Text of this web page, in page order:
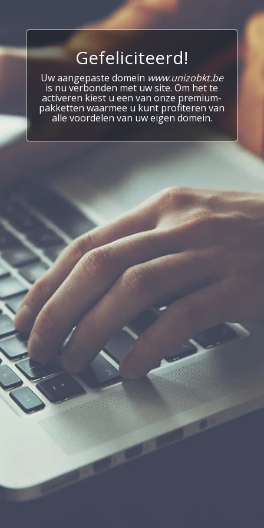
Gefeliciteerd!
Uw aangepaste domein www.unizobkt.be
is nu verbonden met uw site. Om het te
activeren kiest u een van onze premium-
pakketten waarmee u kunt profiteren van
alle voordelen van uw eigen domein.